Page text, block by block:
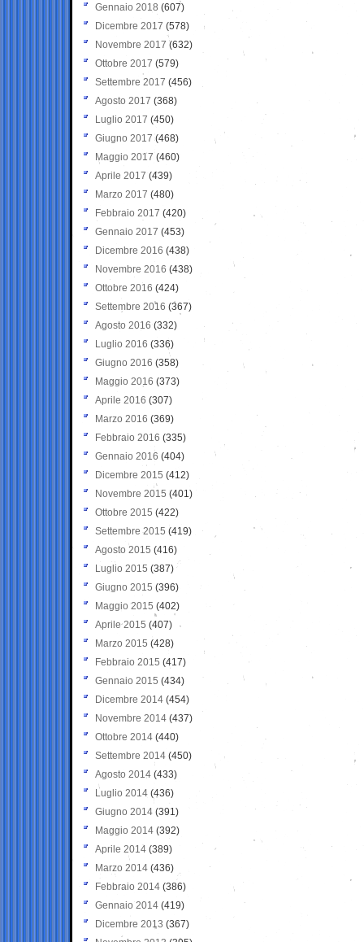
Gennaio 2018 (607)
Dicembre 2017 (578)
Novembre 2017 (632)
Ottobre 2017 (579)
Settembre 2017 (456)
Agosto 2017 (368)
Luglio 2017 (450)
Giugno 2017 (468)
Maggio 2017 (460)
Aprile 2017 (439)
Marzo 2017 (480)
Febbraio 2017 (420)
Gennaio 2017 (453)
Dicembre 2016 (438)
Novembre 2016 (438)
Ottobre 2016 (424)
Settembre 2016 (367)
Agosto 2016 (332)
Luglio 2016 (336)
Giugno 2016 (358)
Maggio 2016 (373)
Aprile 2016 (307)
Marzo 2016 (369)
Febbraio 2016 (335)
Gennaio 2016 (404)
Dicembre 2015 (412)
Novembre 2015 (401)
Ottobre 2015 (422)
Settembre 2015 (419)
Agosto 2015 (416)
Luglio 2015 (387)
Giugno 2015 (396)
Maggio 2015 (402)
Aprile 2015 (407)
Marzo 2015 (428)
Febbraio 2015 (417)
Gennaio 2015 (434)
Dicembre 2014 (454)
Novembre 2014 (437)
Ottobre 2014 (440)
Settembre 2014 (450)
Agosto 2014 (433)
Luglio 2014 (436)
Giugno 2014 (391)
Maggio 2014 (392)
Aprile 2014 (389)
Marzo 2014 (436)
Febbraio 2014 (386)
Gennaio 2014 (419)
Dicembre 2013 (367)